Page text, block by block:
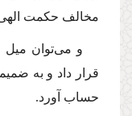
مخالف حكمت الهى
و مى‌توان میل
قرار داد و به
حساب آورد.